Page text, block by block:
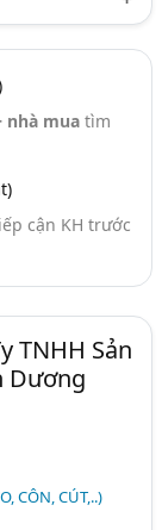
Ninh Bình
nhà muatìm
cận KH trước
TNHH Sản
Dương
CÔN, CÚT,..)